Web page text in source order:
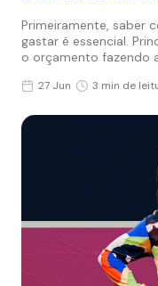
Primeiramente, saber
gastar é essencial.
o orçamento fazendo
27 Jun 3 min de